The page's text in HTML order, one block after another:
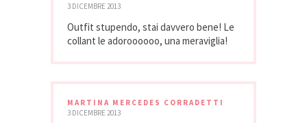
3 DICEMBRE 2013
Outfit stupendo, stai davvero bene! Le
collant le adoroooooo, una meraviglia!
MARTINA MERCEDES CORRADETTI
3 DICEMBRE 2013